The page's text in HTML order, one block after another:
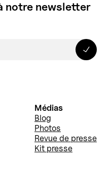
notre newsletter
Médias
Blog
Photos
Revue de presse
Kit presse